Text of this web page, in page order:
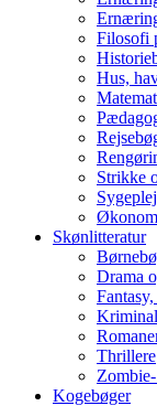
Filosofi
Hus,
Strikke
Skønlitteratur
Drama
Thrillere
Kogebøger